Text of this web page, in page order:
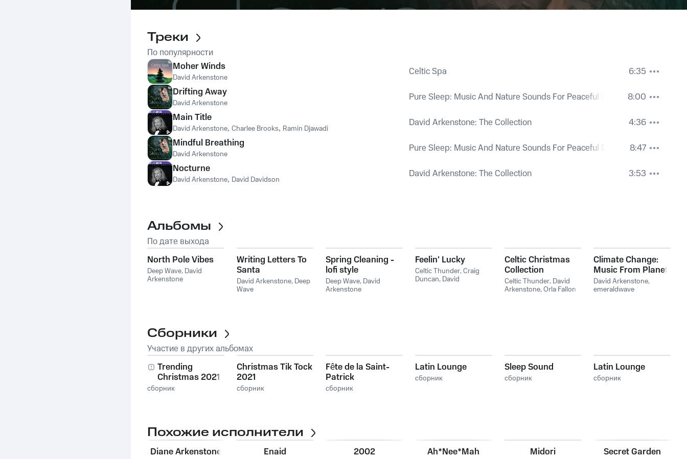
Треки
По популярности
Moher Winds
David Arkenstone Celtic Spa
6:35
Drifting Away
David Arkenstone Pure Sleep: Music And Nature Sounds For Peaceful Dreams8:00
Main Title
David Arkenstone, Charlee Brooks, Ramin Djawadi David Arkenstone: The Collection
4:36
Mindful Breathing
David Arkenstone Pure Sleep: Music And Nature Sounds For Peaceful Dreams 8:47
Nocturne
David Arkenstone, David Davidson David Arkenstone: The Collection 3:53
Альбомы
По дате выхода
North Pole Vibes
Deep Wave, David
Arkenstone
Writing Letters To
Santa
David Arkenstone, Deep
Wave
Spring Cleaning -
lofi style
Deep Wave, David
Arkenstone
Feelin' Lucky
Celtic Thunder,Craig
Duncan, David
Celtic Christmas
Collection
Celtic Thunder, David
Arkenstone,Orla Fallon
Climate Change:
Music From Planet
Earth
David Arkenstone,
emeraldwave
Сборники
Участие в других альбомах
Trending
Christmas 2021
сборник
Christmas Tik Tock
2021
сборник
Fête de la Saint-
Patrick
сборник
Latin Lounge
сборник
Sleep Sound
сборник
Latin Lounge
сборник
Похожие исполнители
Diane Arkenstone Enaid 2002 Ah*Nee*Mah Midori Secret Garden